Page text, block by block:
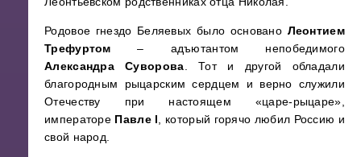
Родовое гнездо Беляевых было основано Леонтием
Трефуртом – адъютантом непобедимого
Александра Суворова. Тот и другой обладали
благородным рыцарским сердцем и верно служили
Отечеству при настоящем «царе-рыцаре»,
императоре Павле l, который горячо любил Россию и
свой народ.